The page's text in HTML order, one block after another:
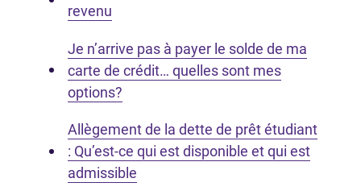
revenu
Je n’arrive pas à payer le solde de ma
carte de crédit… quelles sont mes
options?
Allègement de la dette de prêt étudiant
: Qu’est-ce qui est disponible et qui est
admissible